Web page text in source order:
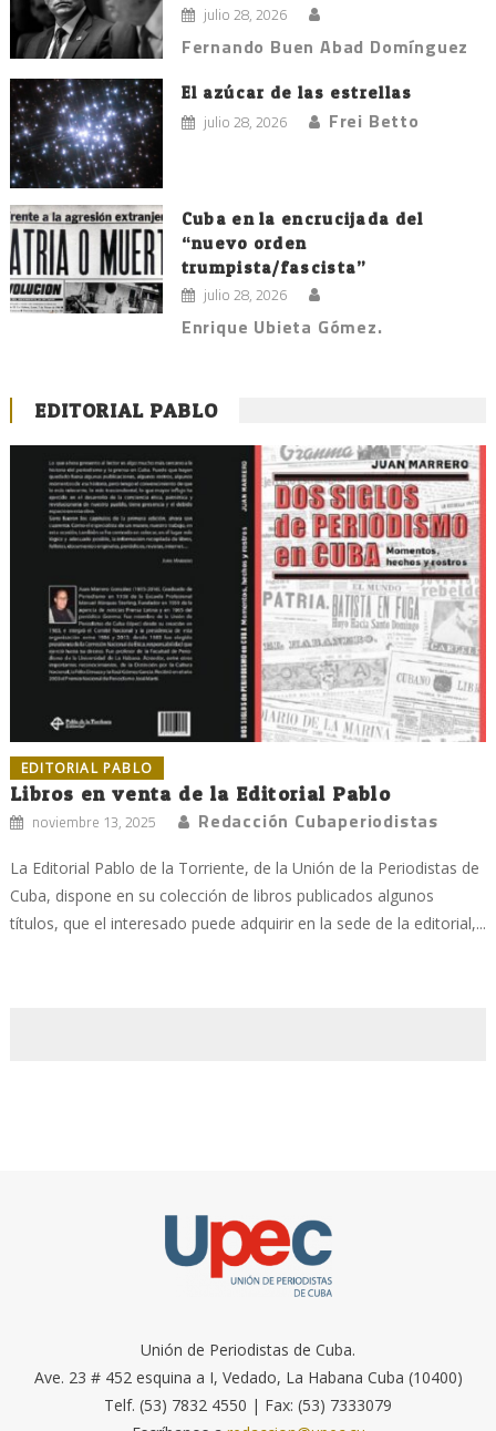
julio 28, 2026
Fernando Buen Abad Domínguez
El azúcar de las estrellas
julio 28, 2026 Frei Betto
Cuba en la encrucijada del
“nuevo orden
trumpista/fascista”
julio 28, 2026
Enrique Ubieta Gómez.
EDITORIAL PABLO
EDITORIAL PABLO
Libros en venta de la Editorial Pablo
noviembre 13, 2025 Redacción Cubaperiodistas
La Editorial Pablo de la Torriente, de la Unión de la Periodistas de
Cuba, dispone en su colección de libros publicados algunos
títulos, que el interesado puede adquirir en la sede de la editorial,...
Unión de Periodistas de Cuba.
Ave. 23 # 452 esquina a I, Vedado, La Habana Cuba (10400)
Telf. (53) 7832 4550 | Fax: (53) 7333079